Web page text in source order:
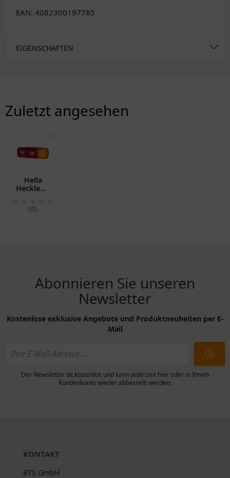
EAN: 4082300197785
EIGENSCHAFTEN
Zuletzt angesehen
✅
Hella
Heckleuchte
für
Schluss-
(0)
Abonnieren Sie unseren
Newsletter
Kostenlose exklusive Angebote und Produktneuheiten per E-
Mail
Der Newsletter ist kostenlos und kann jederzeit hier oder in Ihrem
Kundenkonto wieder abbestellt werden.
KONTAKT
BTS GmbH